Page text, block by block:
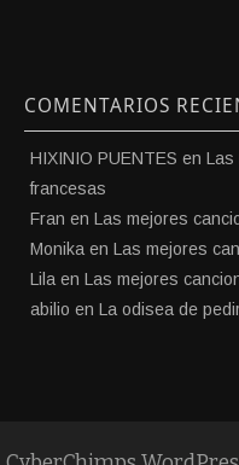
COMENTARIOS
HIXINIO PUENTES en Las
francesas
Fran en Las mejores
Monika en Las mejores
Lila en Las mejores
abilio en La odisea de